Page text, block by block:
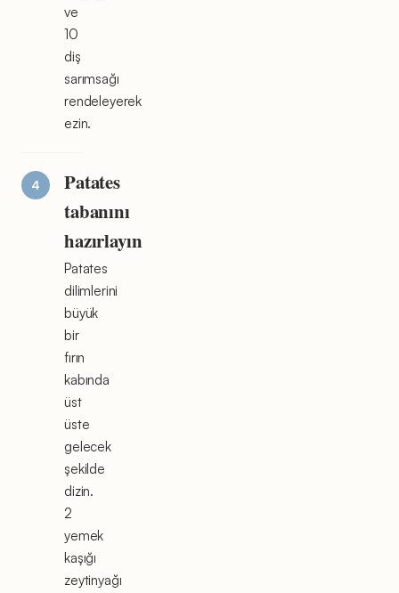
ve
10
diş
sarımsağı
rendeleyerek
ezin.
Patates
tabanını
hazırlayın
Patates
dilimlerini
büyük
bir
fırın
kabında
üst
üste
gelecek
şekilde
dizin.
2
yemek
kaşığı
zeytinyağı